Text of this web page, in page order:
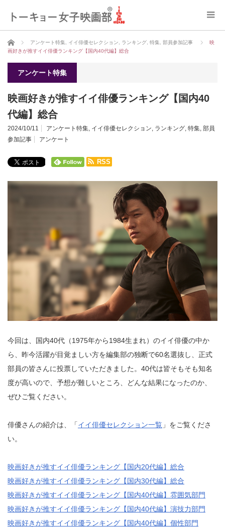
ホーム アンケート特集 イイ俳優セレクション ランキング 特集 部員参加記事
映
画好きが推すイイ俳優ランキング【国内40代編】総合
アンケート特集
映画好きが推すイイ俳優ランキング【国内40
代編】総合
2024/10/11 アンケート特集, イイ俳優セレクション, ランキング, 特集, 部員
参加記事
アンケート
RSS
今回は、国内40代（1975年から1984生まれ）のイイ俳優の中か
ら、昨今活躍が目覚ましい方を編集部の独断で60名選抜し、正式
部員の皆さんに投票していただきました。40代は皆そもそも知名
度が高いので、予想が難しいところ、どんな結果になったのか、
ぜひご覧ください。
俳優さんの紹介は、「イイ俳優セレクション一覧 」をご覧くださ
い。
映画好きが推すイイ俳優ランキング【国内20代編】総合
映画好きが推すイイ俳優ランキング【国内30代編】総合
映画好きが推すイイ俳優ランキング【国内40代編】雰囲気部門
映画好きが推すイイ俳優ランキング【国内40代編】演技力部門
映画好きが推すイイ俳優ランキング【国内40代編】個性部門